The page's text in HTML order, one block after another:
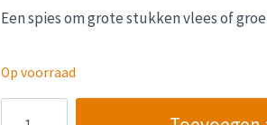
Een spies om grote stukken vlees of
Op voorraad